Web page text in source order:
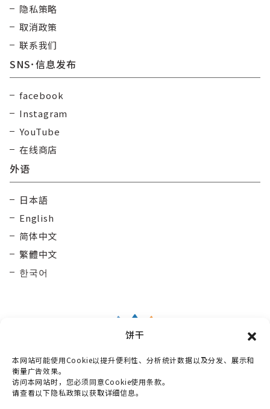
饼干
本网站可能使用Cookie以提升便利性、分析统计数据以及分发、展示和
衡量广告效果。
访问本网站时，您必须同意Cookie使用条款。
请查看以下隐私政策以获取详细信息。
隐私策略
取消政策
联系我们
SNS･信息发布
facebook
Instagram
YouTube
在线商店
外语
日本語
English
简体中文
繁體中文
한국어
Taisetsu Kamui Mintara DMO
〒070-0030
北海道旭川市宫下通10丁目3番2号 Maruun Hall 3楼